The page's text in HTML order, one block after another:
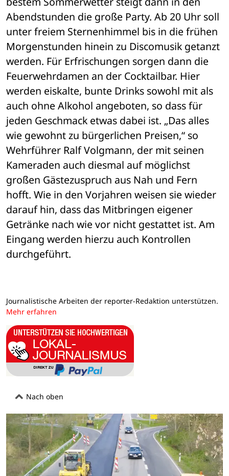
Abendstunden die große Party. Ab 20 Uhr soll
unter freiem Sternenhimmel bis in die frühen
Morgenstunden hinein zu Discomusik getanzt
werden. Für Erfrischungen sorgen dann die
Feuerwehrdamen an der Cocktailbar. Hier
werden eiskalte, bunte Drinks sowohl mit als
auch ohne Alkohol angeboten, so dass für
jeden Geschmack etwas dabei ist. „Das alles
wie gewohnt zu bürgerlichen Preisen,“ so
Wehrführer Ralf Volgmann, der mit seinen
Kameraden auch diesmal auf möglichst
großen Gästezuspruch aus Nah und Fern
hofft. Wie in den Vorjahren weisen sie wieder
darauf hin, dass das Mitbringen eigener
Getränke nach wie vor nicht gestattet ist. Am
Eingang werden hierzu auch Kontrollen
durchgeführt.
Journalistische Arbeiten der reporter-Redaktion unterstützen.
Mehr erfahren
Nach oben